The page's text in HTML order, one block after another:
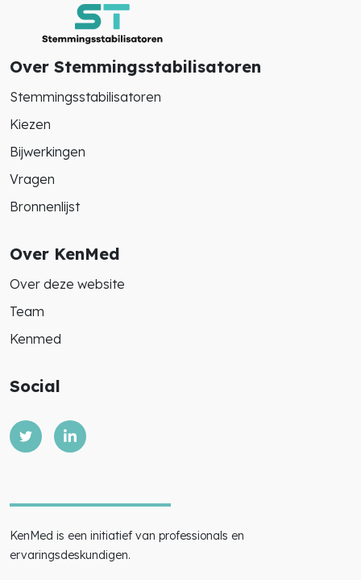
Over Stemmingsstabilisatoren
Stemmingsstabilisatoren
Kiezen
Bijwerkingen
Vragen
Bronnenlijst
Over KenMed
Over deze website
Team
Kenmed
Social
KenMed is een initiatief van professionals en
ervaringsdeskundigen.